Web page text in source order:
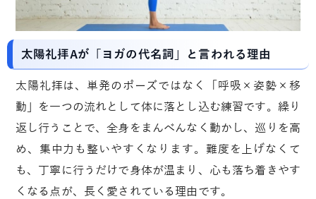
太陽礼拝Aが「ヨガの代名詞」と言われる理由
太陽礼拝は、単発のポーズではなく「呼吸×姿勢×移
動」を一つの流れとして体に落とし込む練習です。繰り
返し行うことで、全身をまんべんなく動かし、巡りを高
め、集中力も整いやすくなります。難度を上げなくて
も、丁寧に行うだけで身体が温まり、心も落ち着きやす
くなる点が、長く愛されている理由です。